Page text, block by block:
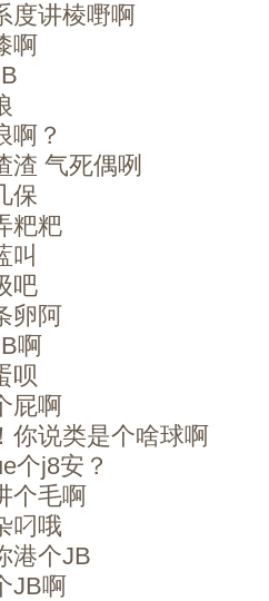
度讲棱嘢啊
啊
啊？
渣 气死偶咧
保
粑粑
叫
吧
卵阿
啊
呗
屁啊
你说类是个啥球啊
个j8安？
个毛啊
叼哦
港个JB
JB啊